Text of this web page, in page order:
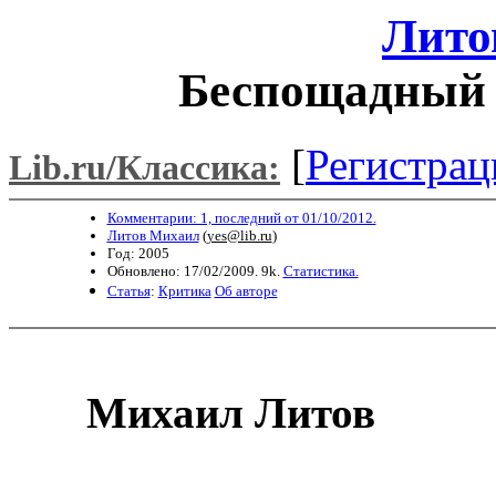
Беспощадный
Lib.ru/Классика: [
Комментарии: 1, последний от 01/10/2012.
Литов Михаил(yes@lib.ru)
Год: 2005
Обновлено: 17/02/2009. 9k. Статистика.
Статья: Критика Об авторе
Михаил Литов